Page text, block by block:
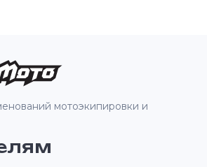
мотоэкипировки и